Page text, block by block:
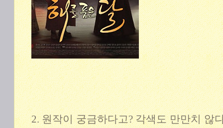
2.원작이 궁금하다고?각색도 만만치 않